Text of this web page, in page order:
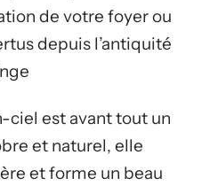
de votre foyer ou
depuis l’antiquité
ciel est avant tout un
et naturel, elle
et forme un beau